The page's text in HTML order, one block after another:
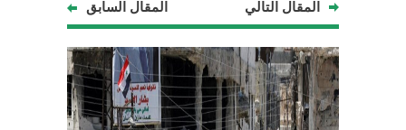
المقال السابق المقال التالي